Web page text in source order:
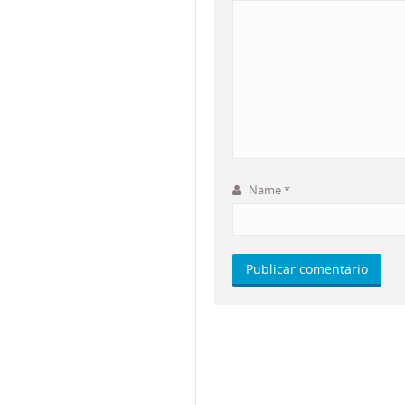
Name*